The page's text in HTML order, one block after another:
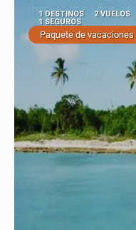
1 DESTINOS 2 VUELOS
1 SEGUROS
Paquete de vacaciones